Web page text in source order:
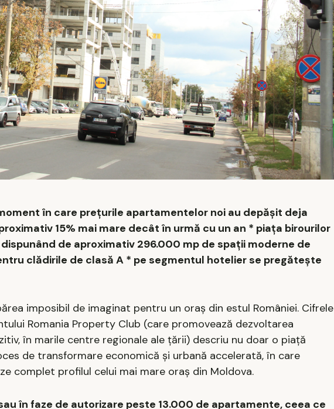
în care prețurile apartamentelor noi au depășit deja
15% mai mare decât în urmă cu un an * piața birourilor
de aproximativ 296.000 mp de spații moderne de
clădirile de clasă A * pe segmentul hotelier se pregătește
imposibil de imaginat pentru un oraș din estul României. Cifrele
Romania Property Club (care promovează dezvoltarea
în marile centre regionale ale țării) descriu nu doar o piață
de transformare economică și urbană accelerată, în care
complet profilul celui mai mare oraș din Moldova.
în faze de autorizare peste 13.000 de apartamente, ceea ce